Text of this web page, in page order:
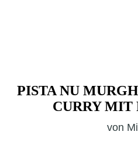
PISTA NU
CURRY MIT
von